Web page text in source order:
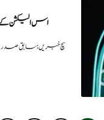
اس الیکشن